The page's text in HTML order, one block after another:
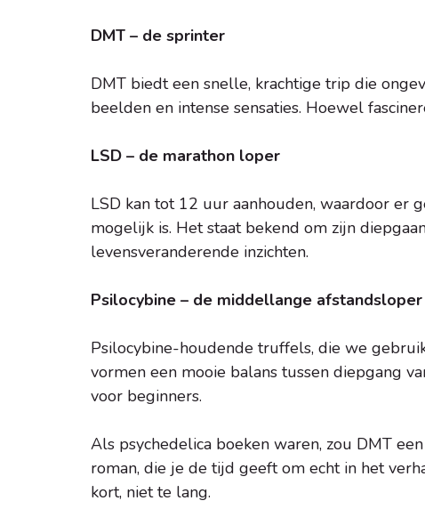
DMT – de sprinter
DMT biedt een snelle, krachtige trip die
beelden en intense sensaties. Hoewel
LSD – de marathon loper
LSD kan tot 12 uur aanhouden, waardoor
mogelijk is. Het staat bekend om zijn
levensveranderende inzichten.
Psilocybine – de middellange afstandsloper
Psilocybine-houdende truffels, die we
vormen een mooie balans tussen diepgang
voor beginners.
Als psychedelica boeken waren, zou DMT
roman, die je de tijd geeft om echt in het
kort, niet te lang.